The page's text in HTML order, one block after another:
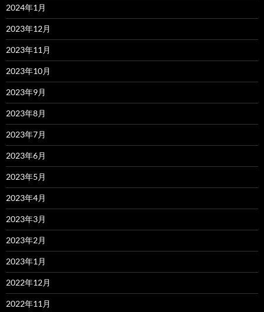
2024年1月
2023年12月
2023年11月
2023年10月
2023年9月
2023年8月
2023年7月
2023年6月
2023年5月
2023年4月
2023年3月
2023年2月
2023年1月
2022年12月
2022年11月